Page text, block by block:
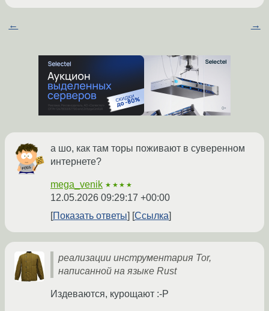
← →
а шо, как там торы поживают в суверенном
интернете?
mega_venik ★★★★
12.05.2026 09:29:17 +00:00
Показать ответы
Ссылка
реализации инструментария Tor,
написанной на языке Rust
Издеваются, курощают :-Р